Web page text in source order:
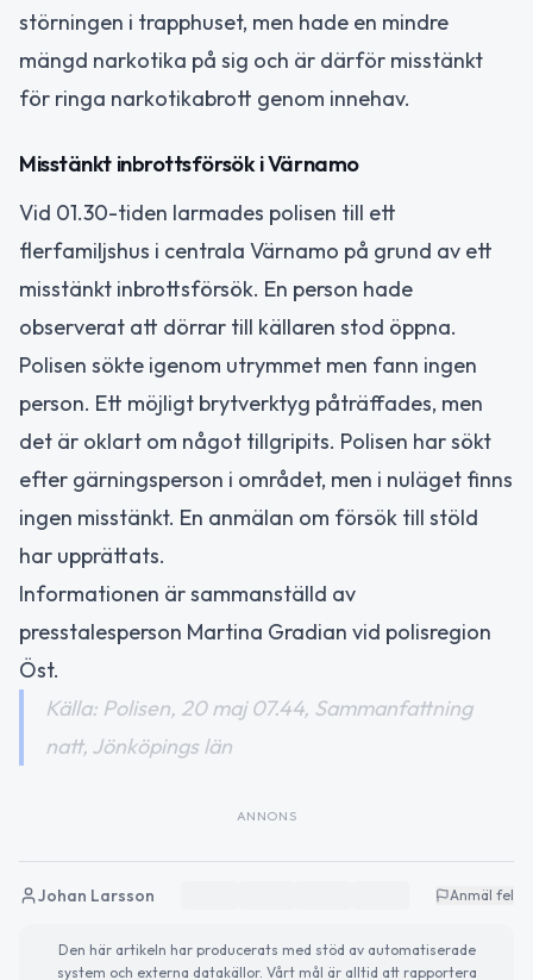
störningen i trapphuset, men hade en mindre
mängd narkotika på sig och är därför misstänkt
för ringa narkotikabrott genom innehav.
Misstänkt inbrottsförsök i Värnamo
Vid 01.30-tiden larmades polisen till ett
flerfamiljshus i centrala Värnamo på grund av ett
misstänkt inbrottsförsök. En person hade
observerat att dörrar till källaren stod öppna.
Polisen sökte igenom utrymmet men fann ingen
person. Ett möjligt brytverktyg påträffades, men
det är oklart om något tillgripits. Polisen har sökt
efter gärningsperson i området, men i nuläget finns
ingen misstänkt. En anmälan om försök till stöld
har upprättats.
Informationen är sammanställd av
presstalesperson Martina Gradian vid polisregion
Öst.
Källa: Polisen, 20 maj 07.44, Sammanfattning
natt, Jönköpings län
ANNONS
Johan Larsson Anmäl fel
Den här artikeln har producerats med stöd av automatiserade
system och externa datakällor. Vårt mål är alltid att rapportera